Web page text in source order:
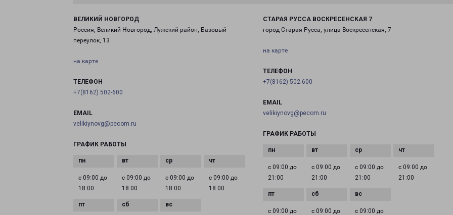
ВЕЛИКИЙ НОВГОРОД
Россия, Великий Новгород, Лужский район, Базовый
переулок, 13
на карте
ТЕЛЕФОН
+7(8162) 502-600
EMAIL
velikiynovg@pecom.ru
ГРАФИК РАБОТЫ
с 09:00 до
18:00
с 09:00 до
18:00
с 09:00 до
18:00
с 09:00 до
18:00
СТАРАЯ РУССА ВОСКРЕСЕНСКАЯ 7
город Старая Русса, улица Воскресенская, 7
на карте
ТЕЛЕФОН
+7(8162) 502-600
EMAIL
velikiynovg@pecom.ru
ГРАФИК РАБОТЫ
с 09:00 до
21:00
с 09:00 до
21:00
с 09:00 до
21:00
с 09:00 до
21:00
с 09:00 до
с 09:00 до
с 09:00 до